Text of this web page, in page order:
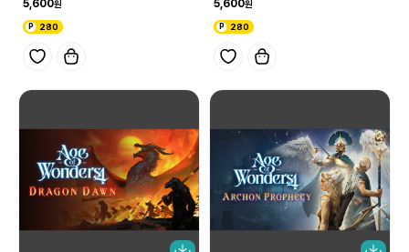
ings)
5,600
280
Medieval Warfare Attire)
5,600
280